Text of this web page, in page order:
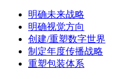
明确未来战略
明确视觉方向
创建/重塑数字世界
制定年度传播战略
重塑包装体系